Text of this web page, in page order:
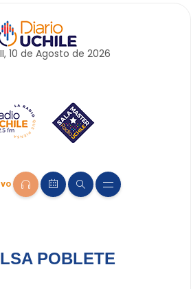
10 de Agosto de 2026
POBLETE